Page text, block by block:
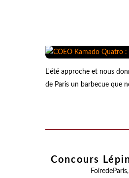
L'été approche et nous
de Paris un barbecue que
Concours
FoiredeParis,